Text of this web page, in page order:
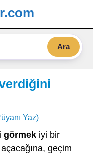
Ara
Yaz)
görmek iyi bir
geçim